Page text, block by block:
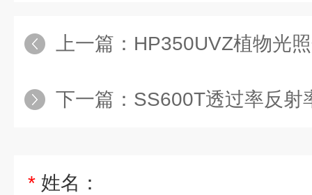
上一篇： HP350UVZ植物光
下一篇： SS600T透过率反射
* 姓名：